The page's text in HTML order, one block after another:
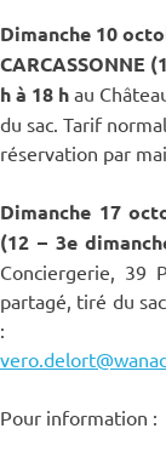
Dimanche 10
CARCASSONNE
h à 18 h au
du sac. Tarif
réservation par
Dimanche 17
(12 – 3e
Conciergerie, 39
partagé, tiré du
:
Pour information :